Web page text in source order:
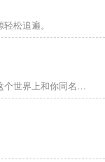
松追遍。
给你提供更好的掌上查询服务，看看这个世界上和你同名的有哪些。